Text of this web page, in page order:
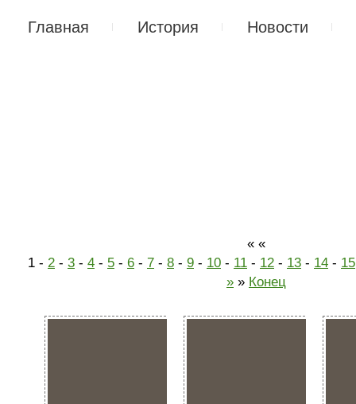
Главная История Новости
« «
1 - 2 - 3 - 4 - 5 - 6 - 7 - 8 - 9 - 10 - 11 - 12 - 13 - 14 - 15
» » Конец